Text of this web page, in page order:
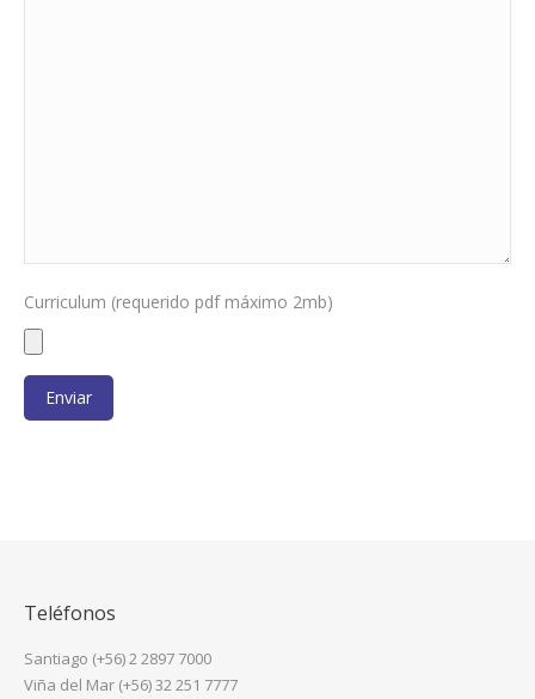
Curriculum (requerido pdf máximo 2mb)
Teléfonos
Santiago (+56) 2 2897 7000
Viña del Mar (+56) 32 251 7777